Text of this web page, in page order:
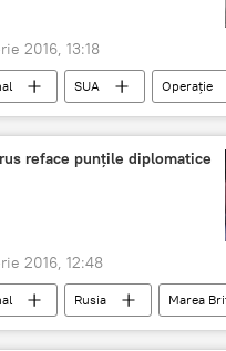
2016, 13:18
SUA
Operație
reface punțile diplomatice
2016, 12:48
Rusia
Marea
Patriarhul Kirill